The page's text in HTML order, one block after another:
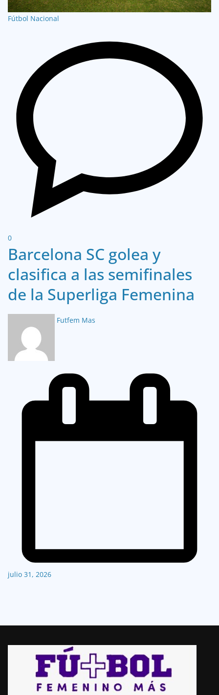
Fútbol Nacional
0
Barcelona SC golea y
clasifica a las semifinales
de la Superliga Femenina
Futfem Mas
julio 31, 2026